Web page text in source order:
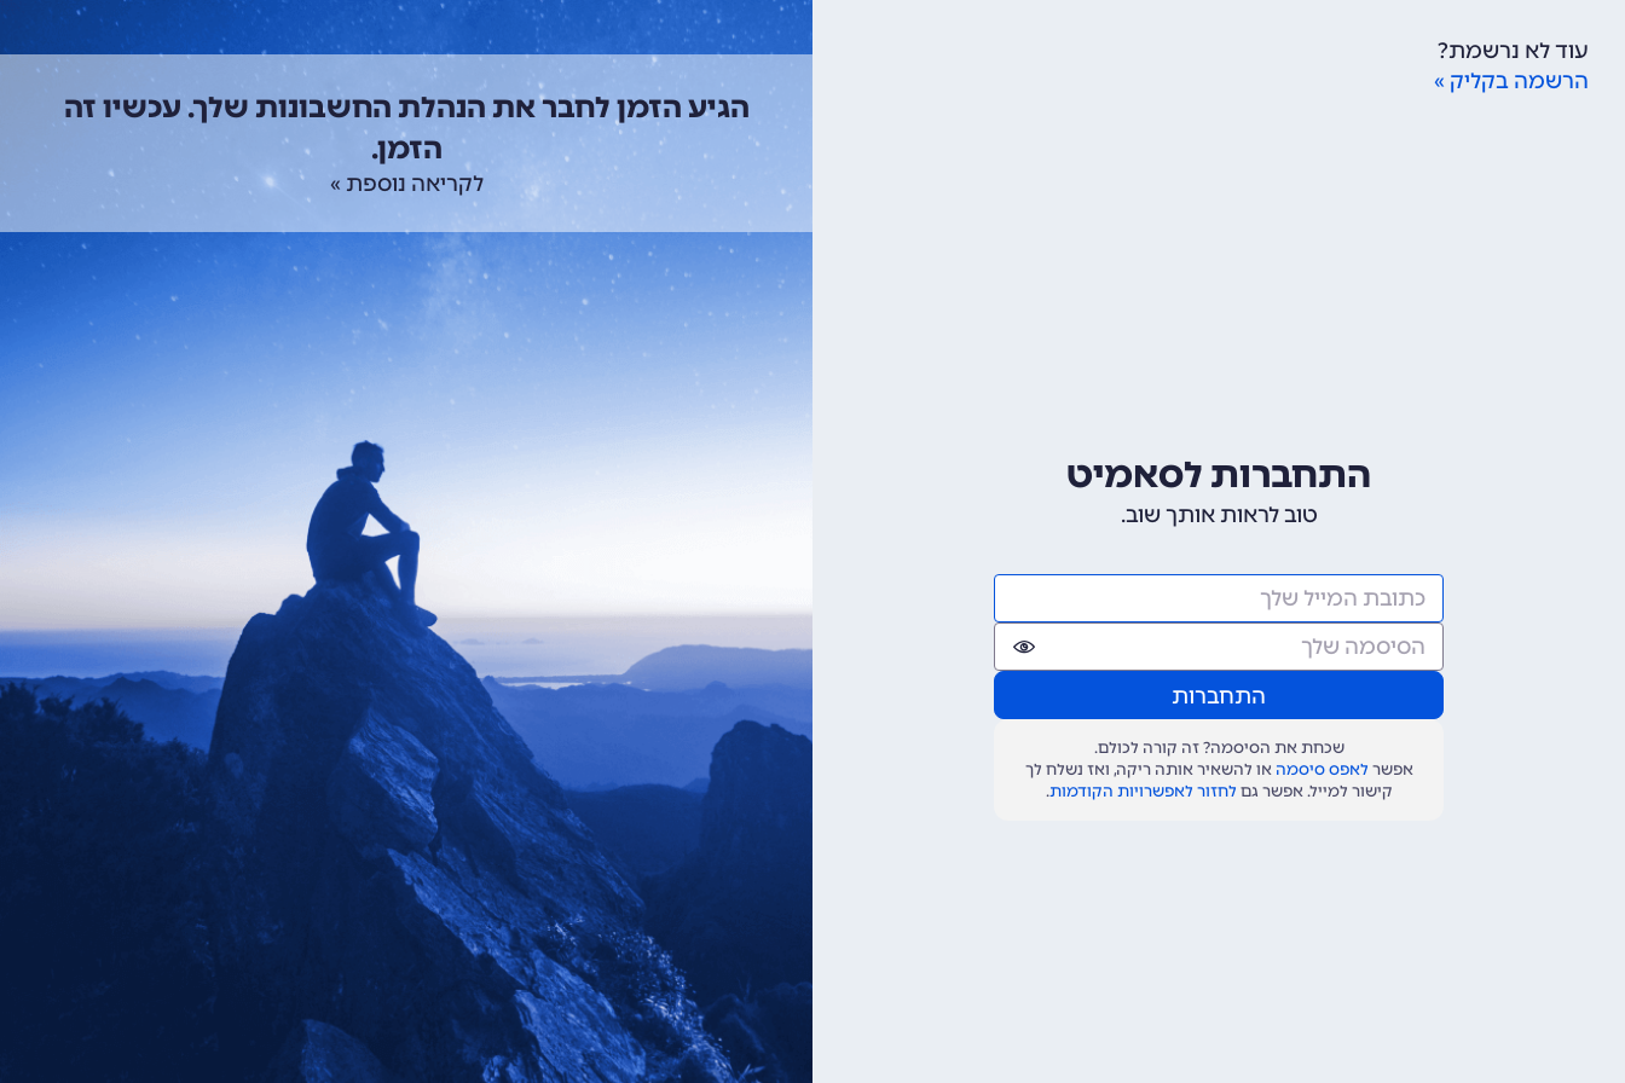
עוד לא נרשמת?
הרשמה בקליק »
התחברות לסאמיט
טוב לראות אותך שוב.
שכחת את הסיסמה? זה קורה לכולם.
אפשר לאפס סיסמה או להשאיר אותה ריקה, ואז נשלח לך
קישור למייל. אפשר גם לחזור לאפשרויות הקודמות.
הגיע הזמן לחבר את הנהלת החשבונות שלך. עכשיו זה
הזמן.
לקריאה נוספת »